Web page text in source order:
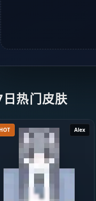
日热门皮肤
Alex
HOT